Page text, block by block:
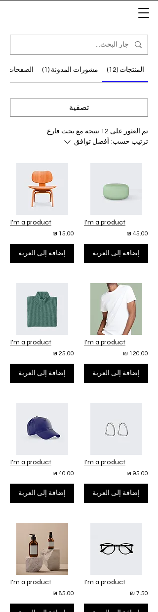
المنتجات (12) مشورات المدونة (1) الصفحات
تصفية
تم العثور على 12 نتيجة مع بحث فارغ
ترتيب حسب:
أفضل توافق
I'm a product
45.00 ₪
إضافة إلى العربة
I'm a product
15.00 ₪
إضافة إلى العربة
I'm a product
120.00 ₪
إضافة إلى العربة
I'm a product
25.00 ₪
إضافة إلى العربة
I'm a product
95.00 ₪
إضافة إلى العربة
I'm a product
40.00 ₪
إضافة إلى العربة
I'm a product
7.50 ₪
I'm a product
85.00 ₪